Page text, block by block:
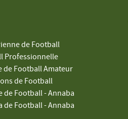
de Football
Professionnelle
de Football Amateur
de Football
de Football - Annaba
de Football - Annaba